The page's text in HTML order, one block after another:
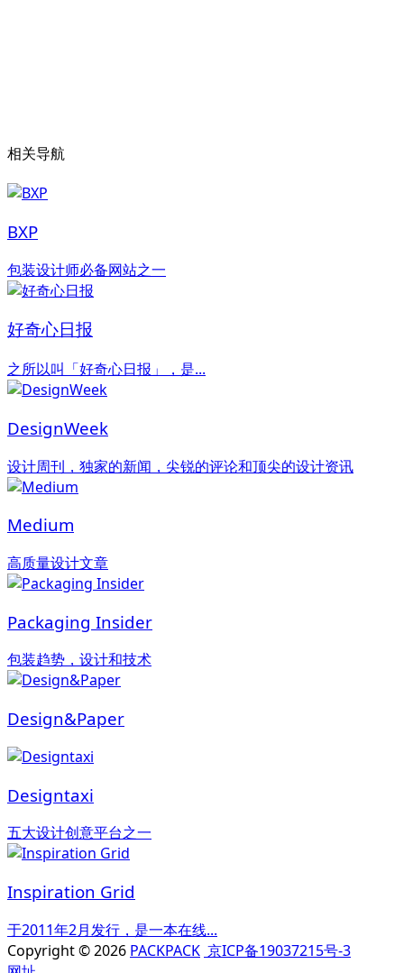
相关导航
BXP
包装设计师必备网站之一
好奇心日报
之所以叫「好奇心日报」，是...
DesignWeek
设计周刊，独家的新闻，尖锐的评论和顶尖的设计资讯
Medium
高质量设计文章
Packaging Insider
包装趋势，设计和技术
Design&Paper
Designtaxi
五大设计创意平台之一
Inspiration Grid
于2011年2月发行，是一本在线...
Copyright © 2026 PACKPACK 京ICP备19037215号-3